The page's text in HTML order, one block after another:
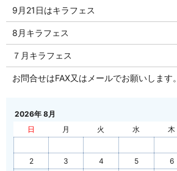
9月21日はキラフェス
8月キラフェス
７月キラフェス
お問合せはFAX又はメールでお願いします。
2026年 8月
日
月 火 水 木
2
3 4 5 6